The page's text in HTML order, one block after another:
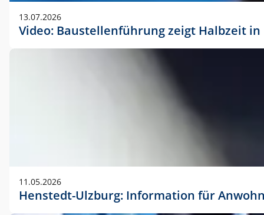
13.07.2026
Video: Baustellenführung zeigt Halbzeit
11.05.2026
Henstedt-Ulzburg: Information für